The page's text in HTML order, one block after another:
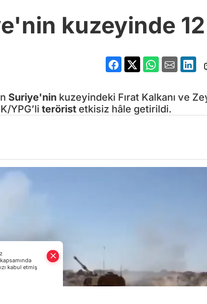
kuzeyinde
Suriye'nin kuzeyindeki Fırat Kalkanı ve
YPG’li terörist etkisiz hâle getirildi.
kabul etmiş